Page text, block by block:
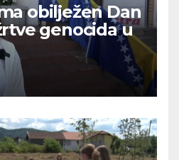
obilježen Dan
genocida u